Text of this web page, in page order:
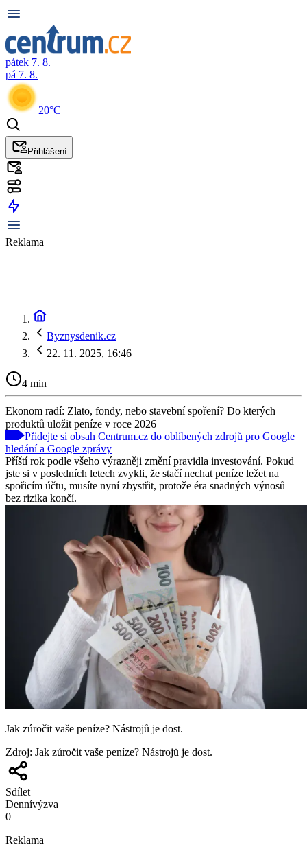
pátek 7. 8.
pá 7. 8.
20°C
Přihlášení
Reklama
Byznysdenik.cz
22. 11. 2025, 16:46
4 min
Ekonom radí: Zlato, fondy, nebo stavební spoření? Do kterých
produktů uložit peníze v roce 2026
Přidejte si obsah Centrum.cz do oblíbených zdrojů pro Google
hledání a Google zprávy
Příští rok podle všeho výrazněji změní pravidla investování. Pokud
jste si v posledních letech zvykli, že stačí nechat peníze ležet na
spořicím účtu, musíte nyní zbystřit, protože éra snadných výnosů
bez rizika končí.
Jak zúročit vaše peníze? Nástrojů je dost.
Zdroj: Jak zúročit vaše peníze? Nástrojů je dost.
Sdílet
Dennívýzva
0
Reklama